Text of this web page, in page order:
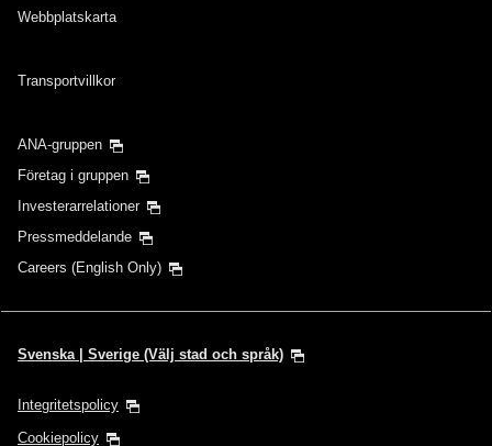
Webbplatskarta
Transportvillkor
ANA-gruppen
Företag i gruppen
Investerarrelationer
Pressmeddelande
Careers (English Only)
Svenska | Sverige (Välj stad och språk)
Integritetspolicy
Cookiepolicy